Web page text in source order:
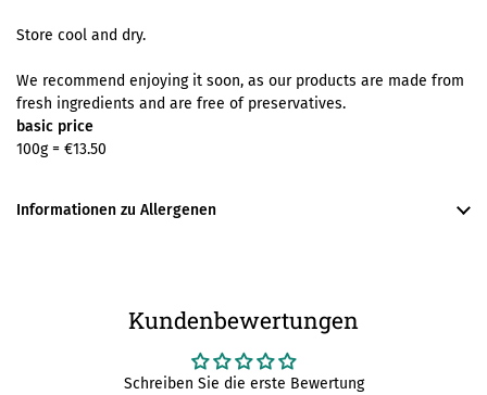
Store cool and dry.
We recommend enjoying it soon, as our products are made from
fresh ingredients and are free of preservatives.
basic price
100g = €13.50
Informationen zu Allergenen
Kundenbewertungen
Schreiben Sie die erste Bewertung